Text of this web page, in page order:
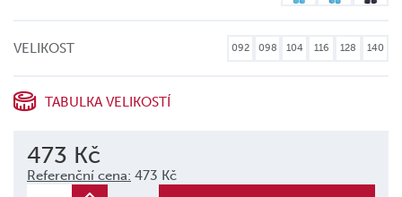
VELIKOST 092 098 104 116 128 140
TABULKA VELIKOSTÍ
473 Kč
Referenční cena: 473 Kč